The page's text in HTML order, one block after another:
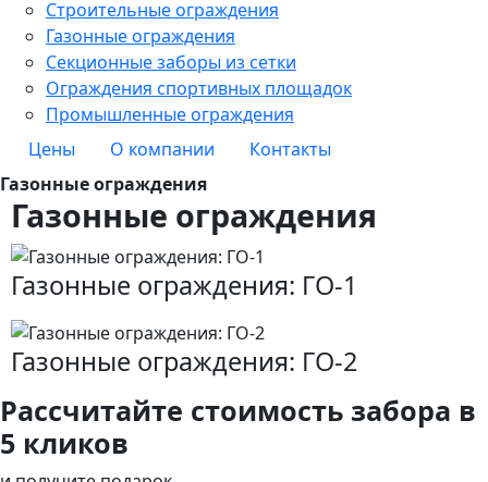
Строительные ограждения
Газонные ограждения
Секционные заборы из сетки
Ограждения спортивных площадок
Промышленные ограждения
Цены
О компании
Контакты
Газонные ограждения
Газонные ограждения
Газонные ограждения: ГО-1
Газонные ограждения: ГО-2
Рассчитайте стоимость забора в
5 кликов